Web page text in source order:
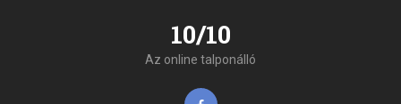
10/10
Az online talponálló